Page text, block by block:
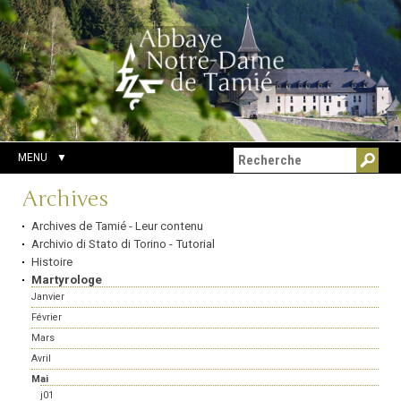
Aller
au
contenu.
|
Aller
à
la
navigation
Outils
personnels
Chercher par
Recherche
avancée…
MENU
Navigation
Archives
Archives de Tamié - Leur contenu
Archivio di Stato di Torino - Tutorial
Histoire
Martyrologe
Janvier
Février
Mars
Avril
Mai
j01